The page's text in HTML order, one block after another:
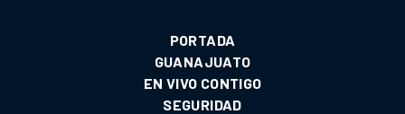
PORTADA
GUANAJUATO
EN VIVO CONTIGO
SEGURIDAD